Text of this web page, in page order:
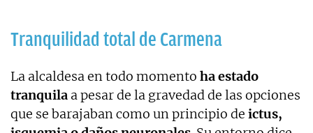
Tranquilidad total de Carmena
La alcaldesa en todo momento ha estado
tranquila a pesar de la gravedad de las opciones
que se barajaban como un principio de ictus,